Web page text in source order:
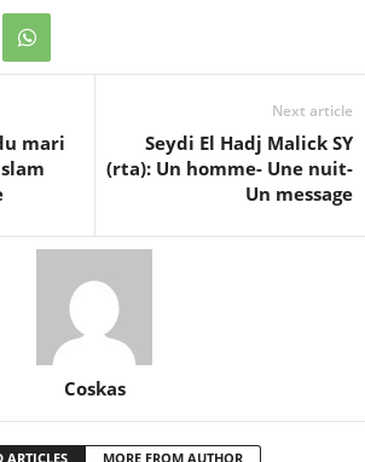
mari
Next article
Seydi El Hadj Malick SY
(rta): Un homme- Une nuit-
Un message
Coskas
ARTICLES MORE FROM AUTHOR